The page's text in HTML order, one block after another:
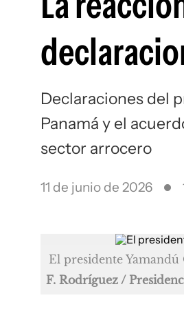
Declaraciones del
Panamá y el
sector arrocero
11 de junio de 2026
El presidente Yamandú
F. Rodríguez /